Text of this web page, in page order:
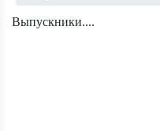
Выпускники....